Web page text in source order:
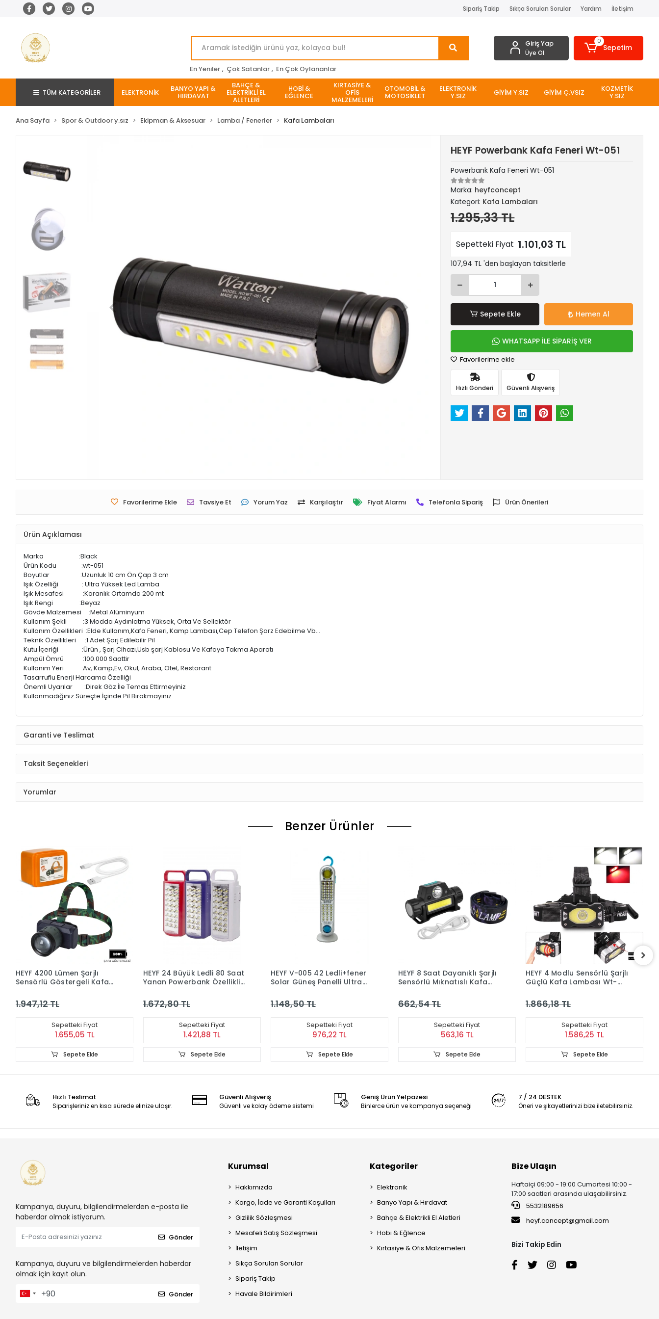
Sipariş Takip Sıkça Sorulan Sorular Yardım İletişim
En Yeniler , Çok Satanlar , En Çok Oylananlar
Giriş Yap
Üye Ol
0
Sepetim
TÜM KATEGORİLER ELEKTRONİK BANYO YAPI &
HIRDAVAT
BAHÇE &
ELEKTRİKLİ EL
ALETLERİ
HOBİ &
EĞLENCE
KIRTASİYE &
OFİS
MALZEMELERİ
OTOMOBİL &
MOTOSİKLET
ELEKTRONİK
Y.SIZ GİYİM Y.SIZ GİYİM Ç.VSIZ KOZMETİK
Y.SIZ
Ana Sayfa Spor & Outdoor y.sız Ekipman & Aksesuar Lamba / Fenerler Kafa Lambaları
HEYF Powerbank Kafa Feneri Wt-051
Powerbank Kafa Feneri Wt-051
Marka: heyfconcept
Kategori: Kafa Lambaları
1.295,33 TL
Sepetteki Fiyat 1.101,03 TL
107,94 TL 'den başlayan taksitlerle
Sepete Ekle Hemen Al
WHATSAPP İLE SİPARİŞ VER
Favorilerime ekle
Hızlı Gönderi Güvenli Alışveriş
Favorilerime Ekle Tavsiye Et Yorum Yaz Karşılaştır Fiyat Alarmı Telefonla Sipariş Ürün Önerileri
Ürün Açıklaması
Marka :Black
Ürün Kodu :wt-051
Boyutlar :Uzunluk 10 cm Ön Çap 3 cm
Işık Özelliği : Ultra Yüksek Led Lamba
Işık Mesafesi :Karanlık Ortamda 200 mt
Işık Rengi :Beyaz
Gövde Malzemesi :Metal Alüminyum
Kullanım Şekli :3 Modda Aydınlatma Yüksek, Orta Ve Sellektör
Kullanım Özellikleri :Elde Kullanım,Kafa Feneri, Kamp Lambası,Cep Telefon Şarz Edebilme Vb...
Teknik Özellikleri :1 Adet Şarj Edilebilir Pil
Kutu İçeriği :Ürün , Şarj Cihazı,Usb şarj Kablosu Ve Kafaya Takma Aparatı
Ampül Ömrü :100.000 Saattir
Kullanım Yeri :Av, Kamp,Ev, Okul, Araba, Otel, Restorant
Tasarruflu Enerji Harcama Özelliği
Önemli Uyarılar :Direk Göz İle Temas Ettirmeyiniz
Kullanmadığınız Süreçte İçinde Pil Bırakmayınız
Garanti ve Teslimat
Taksit Seçenekleri
Yorumlar
Benzer Ürünler
HEYF 4200 Lümen Şarjlı
Sensörlü Göstergeli Kafa
1.947,12 TL
Sepetteki Fiyat
1.655,05 TL
Sepete Ekle
HEYF 24 Büyük Ledli 80 Saat
Yanan Powerbank Özellikli
1.672,80 TL
Sepetteki Fiyat
1.421,88 TL
Sepete Ekle
HEYF V-005 42 Ledli+fener
Solar Güneş Panelli Ultra
1.148,50 TL
Sepetteki Fiyat
976,22 TL
Sepete Ekle
HEYF 8 Saat Dayanıklı Şarjlı
Sensörlü Mıknatıslı Kafa
662,54 TL
Sepetteki Fiyat
563,16 TL
Sepete Ekle
HEYF 4 Modlu Sensörlü Şarjlı
Güçlü Kafa Lambası Wt-
1.866,18 TL
Sepetteki Fiyat
1.586,25 TL
Sepete Ekle
Hızlı Teslimat
Siparişleriniz en kısa sürede elinize ulaşır.
Güvenli Alışveriş
Güvenli ve kolay ödeme sistemi
Geniş Ürün Yelpazesi
Binlerce ürün ve kampanya seçeneği
7 / 24 DESTEK
Öneri ve şikayetlerinizi bize iletebilirsiniz.
Kampanya, duyuru, bilgilendirmelerden e-posta ile
haberdar olmak istiyorum.
Gönder
Kampanya, duyuru ve bilgilendirmelerden haberdar
olmak için kayıt olun.
Gönder
Kurumsal
Hakkımızda
Kargo, İade ve Garanti Koşulları
Gizlilik Sözleşmesi
Mesafeli Satış Sözleşmesi
İletişim
Sıkça Sorulan Sorular
Sipariş Takip
Havale Bildirimleri
Kategoriler
Elektronik
Banyo Yapı & Hırdavat
Bahçe & Elektrikli El Aletleri
Hobi & Eğlence
Kırtasiye & Ofis Malzemeleri
Bize Ulaşın
Haftaiçi 09:00 - 19:00 Cumartesi 10:00 -
17:00 saatleri arasında ulaşabilirsiniz.
5532189656
heyf.concept@gmail.com
Bizi Takip Edin